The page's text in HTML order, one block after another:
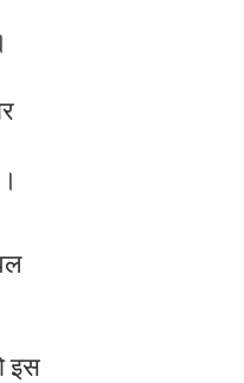
इस